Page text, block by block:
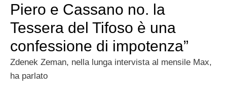
Piero e Cassano no. la
Tessera del Tifoso è una
confessione di impotenza”
Zdenek Zeman, nella lunga intervista al mensile Max,
ha parlato